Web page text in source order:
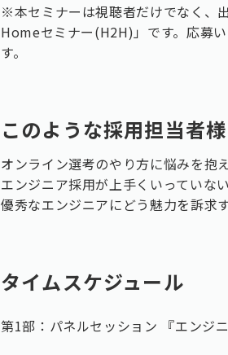
※本セミナーは視聴者だけでなく、
Homeセミナー(H2H)」です。応募
す。
このような採用担当者
オンライン選考のやり方に悩みを抱
エンジニア採用が上手くいっていない
優秀なエンジニアにどう魅力を訴求
タイムスケジュール
第1部：パネルセッション 『エンジ